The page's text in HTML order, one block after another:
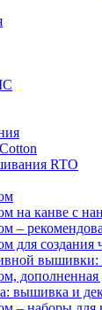
RTO
на канве с
–
для создания
вышивки:
вышивка и